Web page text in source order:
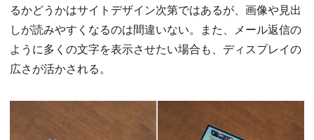
るかどうかはサイトデザイン次第ではあるが、画像や見出
しが読みやすくなるのは間違いない。また、メール返信の
ように多くの文字を表示させたい場合も、ディスプレイの
広さが活かされる。